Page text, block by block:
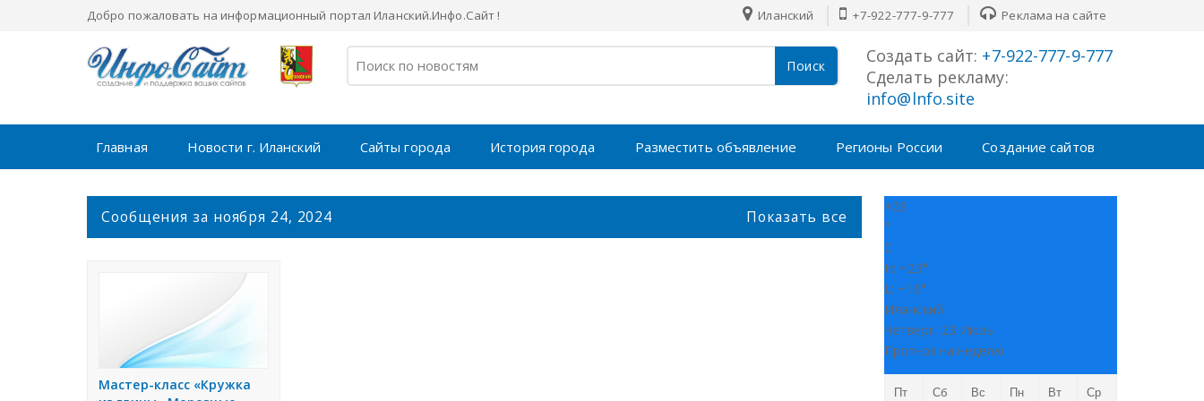
Добро пожаловать на информационный портал Иланский.Инфо.Сайт ! Иланский +7-922-777-9-777 Реклама на сайте
Поиск Создать сайт: +7-922-777-9-777
Сделать рекламу:
info@lnfo.site
Главная Новости г. Иланский Сайты города История города Разместить объявление Регионы России Создание сайтов
Сообщения за ноября 24, 2024 Показать все
Мастер-класс «Кружка
+23
°
C
H: +23°
L: +16°
Иланский
Четверг, 23 Июль
Прогноз на неделю
Пт Сб Вс Пн Вт Ср